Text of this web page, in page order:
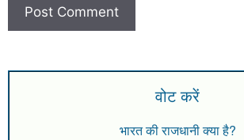
वोट करें
भारत की राजधानी क्या है?